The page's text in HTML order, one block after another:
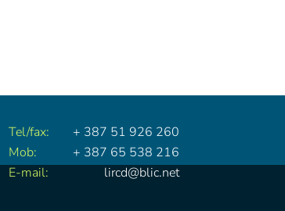
Tel/fax:
+ 387 51 926 260
Mob:
+ 387 65 538 216
E-mail:
lircd@blic.net